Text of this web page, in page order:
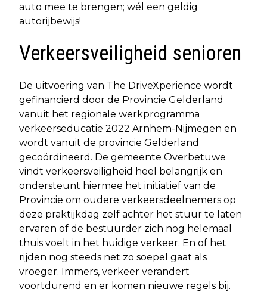
auto mee te brengen; wél een geldig
autorijbewijs!
Verkeersveiligheid senioren
De uitvoering van The DriveXperience wordt
gefinancierd door de Provincie Gelderland
vanuit het regionale werkprogramma
verkeerseducatie 2022 Arnhem-Nijmegen en
wordt vanuit de provincie Gelderland
gecoördineerd. De gemeente Overbetuwe
vindt verkeersveiligheid heel belangrijk en
ondersteunt hiermee het initiatief van de
Provincie om oudere verkeersdeelnemers op
deze praktijkdag zelf achter het stuur te laten
ervaren of de bestuurder zich nog helemaal
thuis voelt in het huidige verkeer. En of het
rijden nog steeds net zo soepel gaat als
vroeger. Immers, verkeer verandert
voortdurend en er komen nieuwe regels bij.